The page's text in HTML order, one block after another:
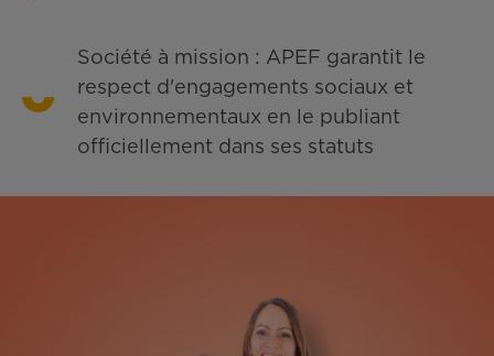
Société à mission : APEF garantit le
respect d'engagements sociaux et
environnementaux en le publiant
officiellement dans ses statuts